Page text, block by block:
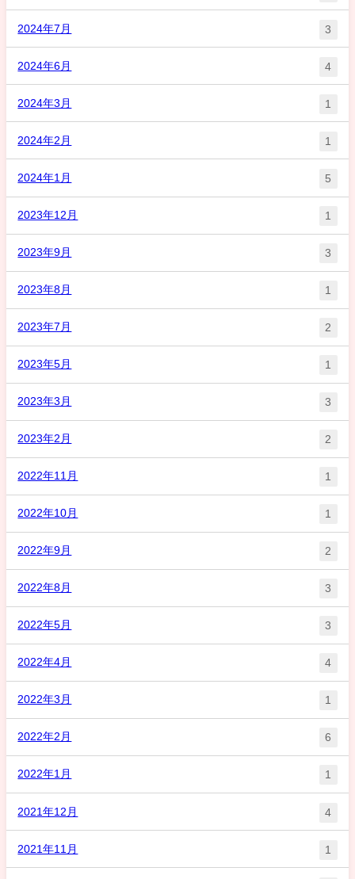
2024年7月 3
2024年6月 4
2024年3月 1
2024年2月 1
2024年1月 5
2023年12月 1
2023年9月 3
2023年8月 1
2023年7月 2
2023年5月 1
2023年3月 3
2023年2月 2
2022年11月 1
2022年10月 1
2022年9月 2
2022年8月 3
2022年5月 3
2022年4月 4
2022年3月 1
2022年2月 6
2022年1月 1
2021年12月 4
2021年11月 1